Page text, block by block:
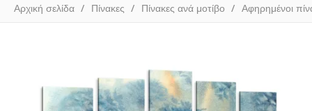
Αρχική σελίδα Πίνακες Πίνακες ανά μοτίβο Αφηρημένοι